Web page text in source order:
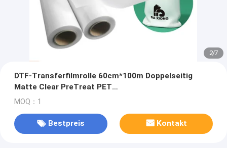
2/7
DTF-Transferfilmrolle 60cm*100m Doppelseitig
Matte Clear PreTreat PET
Wärmeübertragungspapier Kalte und heiße Peeling
MOQ：1
Bestpreis Kontakt